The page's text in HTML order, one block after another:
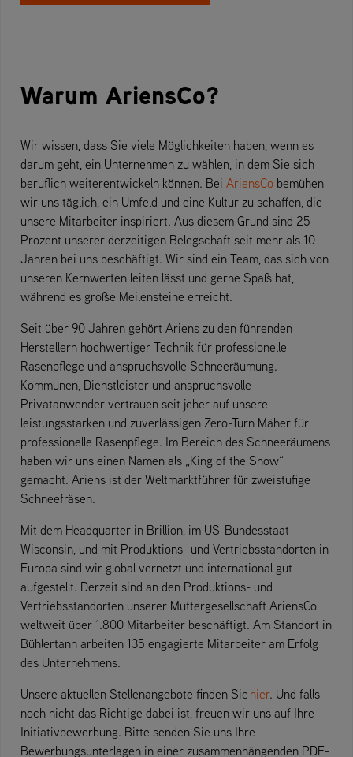
Warum AriensCo?
Wir wissen, dass Sie viele Möglichkeiten haben, wenn es
darum geht, ein Unternehmen zu wählen, in dem Sie sich
beruflich weiterentwickeln können. Bei AriensCo bemühen
wir uns täglich, ein Umfeld und eine Kultur zu schaffen, die
unsere Mitarbeiter inspiriert. Aus diesem Grund sind 25
Prozent unserer derzeitigen Belegschaft seit mehr als 10
Jahren bei uns beschäftigt. Wir sind ein Team, das sich von
unseren Kernwerten leiten lässt und gerne Spaß hat,
während es große Meilensteine erreicht.
Seit über 90 Jahren gehört Ariens zu den führenden
Herstellern hochwertiger Technik für professionelle
Rasenpflege und anspruchsvolle Schneeräumung.
Kommunen, Dienstleister und anspruchsvolle
Privatanwender vertrauen seit jeher auf unsere
leistungsstarken und zuverlässigen Zero-Turn Mäher für
professionelle Rasenpflege. Im Bereich des Schneeräumens
haben wir uns einen Namen als „King of the Snow“
gemacht. Ariens ist der Weltmarktführer für zweistufige
Schneefräsen.
Mit dem Headquarter in Brillion, im US-Bundesstaat
Wisconsin, und mit Produktions- und Vertriebsstandorten in
Europa sind wir global vernetzt und international gut
aufgestellt. Derzeit sind an den Produktions- und
Vertriebsstandorten unserer Muttergesellschaft AriensCo
weltweit über 1.800 Mitarbeiter beschäftigt. Am Standort in
Bühlertann arbeiten 135 engagierte Mitarbeiter am Erfolg
des Unternehmens.
Unsere aktuellen Stellenangebote finden Sie hier. Und falls
noch nicht das Richtige dabei ist, freuen wir uns auf Ihre
Initiativbewerbung. Bitte senden Sie uns Ihre
Bewerbungsunterlagen in einer zusammenhängenden PDF-